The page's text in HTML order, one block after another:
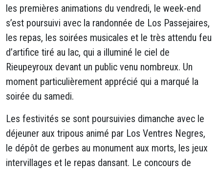
les premières animations du vendredi, le week-end
s’est poursuivi avec la randonnée de Los Passejaires,
les repas, les soirées musicales et le très attendu feu
d’artifice tiré au lac, qui a illuminé le ciel de
Rieupeyroux devant un public venu nombreux. Un
moment particulièrement apprécié qui a marqué la
soirée du samedi.
Les festivités se sont poursuivies dimanche avec le
déjeuner aux tripous animé par Los Ventres Negres,
le dépôt de gerbes au monument aux morts, les jeux
intervillages et le repas dansant. Le concours de